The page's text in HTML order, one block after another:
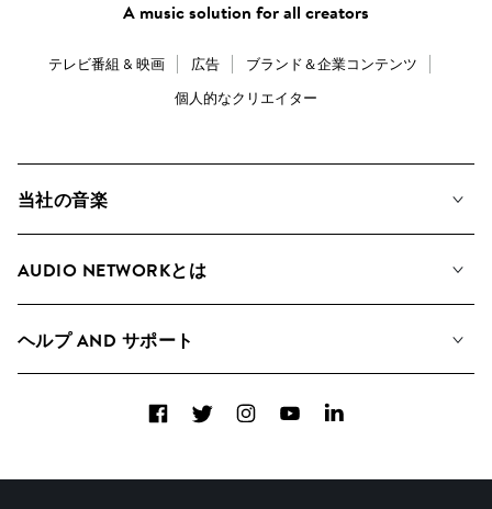
A music solution for all creators
テレビ番組 & 映画 広告
ブランド＆企業コンテンツ
個人的なクリエイター
当社の音楽
検索
アルバム
AUDIO NETWORKとは
ヘルプ AND サポート
FacebookTwitterInstagramYouTubeLinkedIn